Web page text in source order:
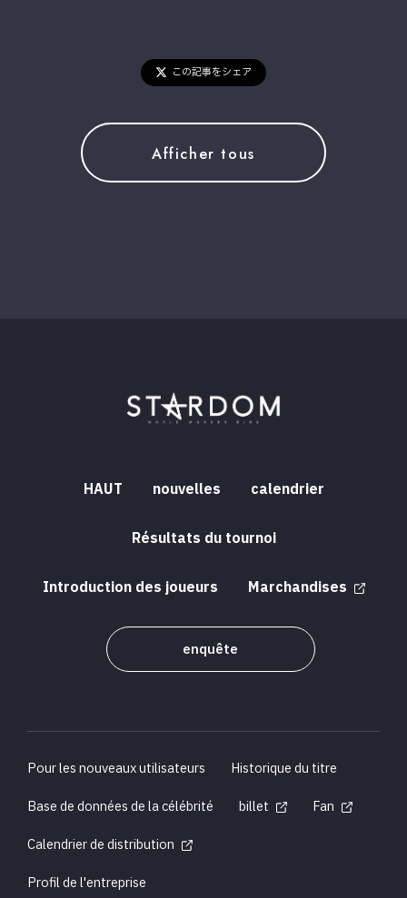
この記事をシェア
Afficher tous
HAUT nouvelles calendrier
Résultats du tournoi
Introduction des joueurs Marchandises
enquête
Pour les nouveaux utilisateurs
Historique du titre
Base de données de la célébrité
billet
Fan
Calendrier de distribution
Profil de l'entreprise